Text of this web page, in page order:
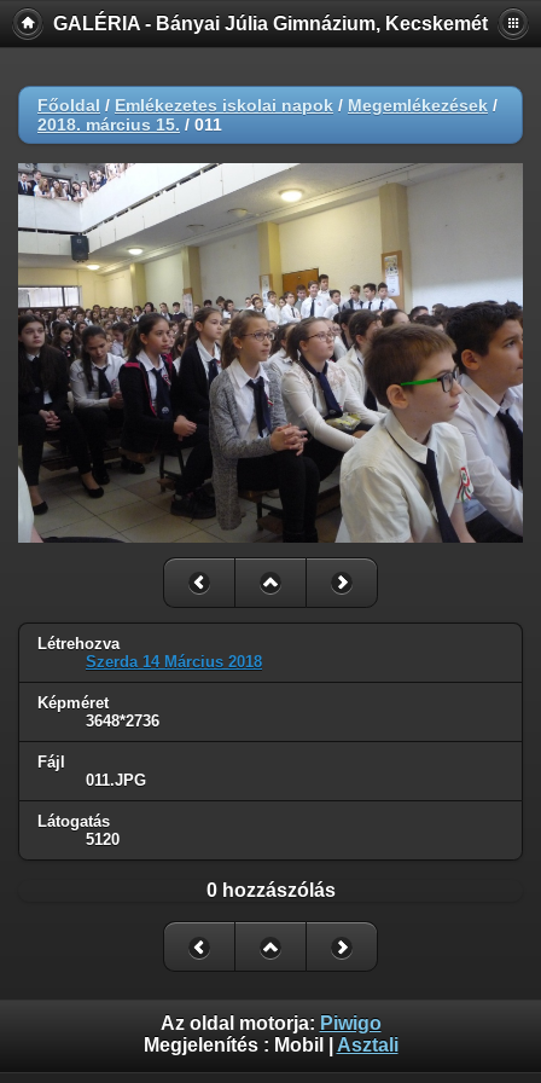
GALÉRIA - Bányai Júlia Gimnázium, Kecskemét
Főoldal / Emlékezetes iskolai napok / Megemlékezések /
2018. március 15. / 011
Létrehozva
Szerda 14 Március 2018
Képméret
3648*2736
Fájl
011.JPG
Látogatás
5120
0 hozzászólás
Az oldal motorja: Piwigo
Megjelenítés : Mobil Asztali